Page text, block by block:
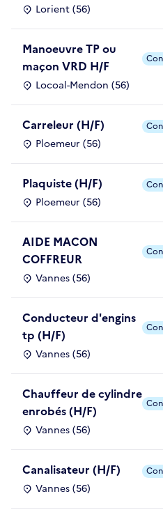
Lorient (56)
Manoeuvre TP ou
maçon VRD H/F
Locoal-Mendon (56)
Carreleur (H/F)
Ploemeur (56)
Plaquiste (H/F)
Ploemeur (56)
AIDE MACON
COFFREUR
Vannes (56)
Conducteur d'engins
tp (H/F)
Vannes (56)
Chauffeur de cylindre
enrobés (H/F)
Vannes (56)
Canalisateur (H/F)
Vannes (56)